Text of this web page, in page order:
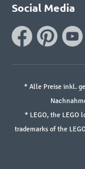
Social Media
* Alle Preise inkl.
* LEGO, the LEGO
trademarks of the